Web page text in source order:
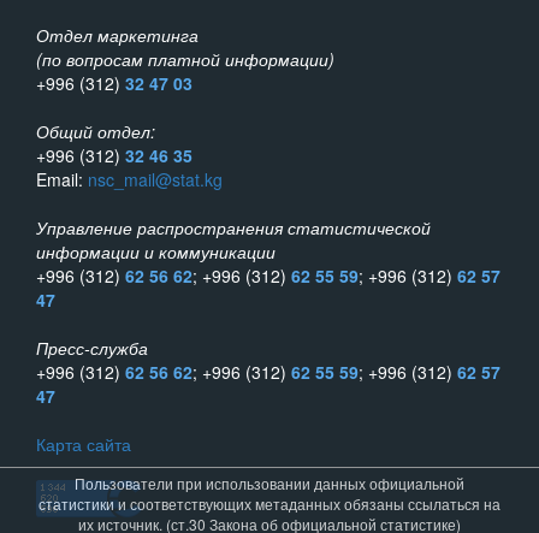
Отдел маркетинга
(по вопросам платной информации)
+996 (312) 32 47 03
Общий отдел:
+996 (312) 32 46 35
Email: nsc_mail@stat.kg
Управление распространения статистической
информации и коммуникации
+996 (312) 62 56 62; +996 (312) 62 55 59; +996 (312) 62 57
47
Пресс-служба
+996 (312) 62 56 62; +996 (312) 62 55 59; +996 (312) 62 57
47
Карта сайта
Пользователи при использовании данных официальной
статистики и соответствующих метаданных обязаны ссылаться на
их источник. (ст.30 Закона об официальной статистике)